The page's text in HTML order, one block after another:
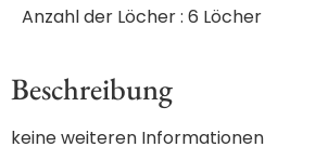
Anzahl der Löcher : 6 Löcher
Beschreibung
keine weiteren Informationen